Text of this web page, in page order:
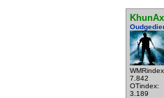
7.842
OTindex:
3.189